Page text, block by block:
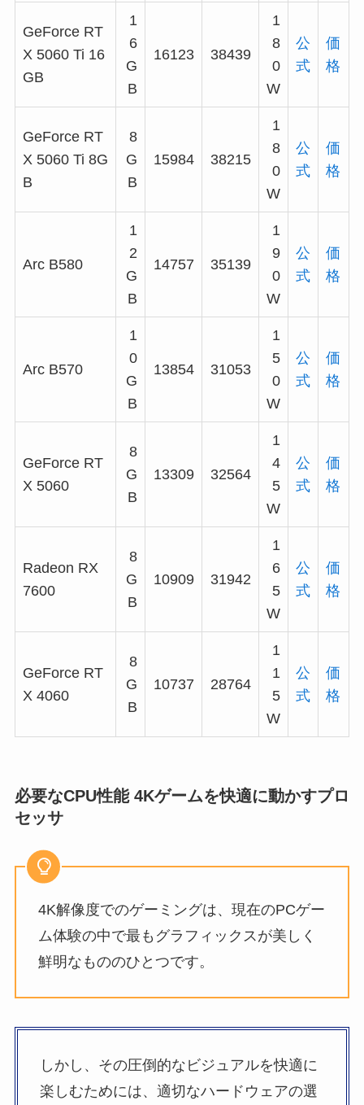
GeForce RT
X 5060 Ti 16
GB
1
6
G
B
16123 38439
1
8
0
W
公
式
価
格
GeForce RT
X 5060 Ti 8G
B
8
G
B
15984 38215
1
8
0
W
公
式
価
格
Arc B580
1
2
G
B
14757 35139
1
9
0
W
公
式
価
格
Arc B570
1
0
G
B
13854 31053
1
5
0
W
公
式
価
格
GeForce RT
X 5060
8
G
B
13309 32564
1
4
5
W
公
式
価
格
Radeon RX
7600
8
G
B
10909 31942
1
6
5
W
公
式
価
格
GeForce RT
X 4060
8
G
B
10737 28764
1
1
5
W
公
式
価
格
必要なCPU性能 4Kゲームを快適に動かすプロ
セッサ
4K解像度でのゲーミングは、現在のPCゲー
ム体験の中で最もグラフィックスが美しく
鮮明なもののひとつです。
しかし、その圧倒的なビジュアルを快適に
楽しむためには、適切なハードウェアの選